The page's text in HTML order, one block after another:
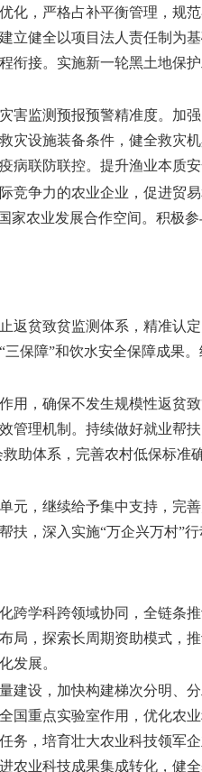
化，严格占补平衡管理，规
立健全以项目法人责任制为
衔接。实施新一轮黑土地保
害监测预报预警精准度。加
灾设施装备条件，健全救灾
病联防联控。提升渔业本质安
竞争力的农业企业，促进贸
家农业发展合作空间。积极
返贫致贫监测体系，精准认
保障”和饮水安全保障成果
用，确保不发生规模性返贫
管理机制。持续做好就业帮
助体系，完善农村低保标准
元，继续给予集中支持，完
扶，深入实施“万企兴万村”行
跨学科跨领域协同，全链条
局，探索长周期资助模式，
发展。
建设，加快构建梯次分明、
国重点实验室作用，优化农
务，培育壮大农业科技领军
农业科技成果集成转化，健